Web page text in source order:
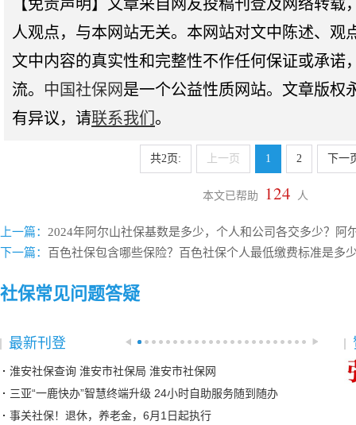
【免责声明】文章采自网友投稿刊登及网络转载
人观点，与本网站无关。本网站对文中陈述、观
文中内容的真实性和完整性不作任何保证或承诺
流。 中国社保网 是一个公益性质网站。文章版权
有异议，请联系我们 。
共2页: 上一页 1 2 下一
本文已帮助 124 人
上一篇： 2024年阿尔山社保基数是多少，个人和公司各交多少？阿
下一篇：
百色社保包含哪些保险？百色社保个人最低缴费标准是多
社保常见问题答疑
最新刊登
淮安社保查询 淮安市社保局 淮安市社保网
三亚“一鹿快办”智慧终端升级 24小时自助服务随到随办
事关社保！退休，养老金，6月1日起执行